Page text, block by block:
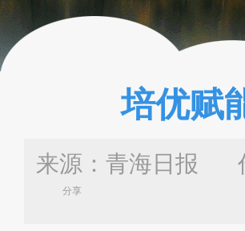
培优赋
来源：青海日报
分享